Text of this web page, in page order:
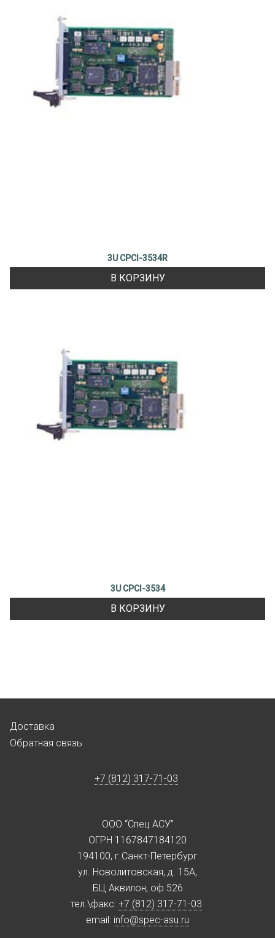
3U CPCI-3534R
В КОРЗИНУ
3U CPCI-3534
В КОРЗИНУ
Доставка
Обратная связь
+7 (812) 317-71-03
ООО “Спец АСУ”
ОГРН 1167847184120
194100, г.Санкт-Петербург
ул. Новолитовская, д. 15А,
БЦ Аквилон, оф.526
тел.\факс: +7 (812) 317-71-03
email: info@spec-asu.ru